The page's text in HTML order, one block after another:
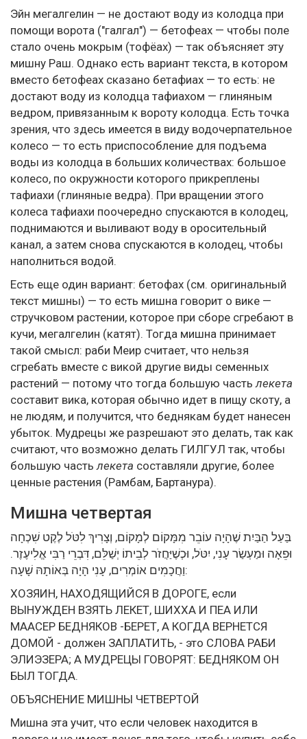
Эйн мегалгелин — не достают воду из колодца при
помощи ворота ("галгал") — бетофеах — чтобы поле
стало очень мокрым (тофёах) — так объясняет эту
мишну Раш. Однако есть вариант текста, в котором
вместо бетофеах сказано бетафиах — то есть: не
достают воду из колодца тафиахом — глиняным
ведром, привязанным к вороту колодца. Есть точка
зрения, что здесь имеется в виду водочерпательное
колесо — то есть приспособление для подъема
воды из колодца в больших количествах: большое
колесо, по окружности которого прикреплены
тафиахи (глиняные ведра). При вращении этого
колеса тафиахи поочередно спускаются в колодец,
поднимаются и выливают воду в оросительный
канал, а затем снова спускаются в колодец, чтобы
наполниться водой.
Есть еще один вариант: бетофах (см. оригинальный
текст мишны) — то есть мишна говорит о вике —
стручковом растении, которое при сборе сгребают в
кучи, мегалгелин (катят). Тогда мишна принимает
такой смысл: раби Меир считает, что нельзя
сгребать вместе с викой другие виды семенных
растений — потому что тогда большую частьлекета
составит вика, которая обычно идет в пищу скоту, а
не людям, и получится, что беднякам будет нанесен
убыток. Мудрецы же разрешают это делать, так как
считают, что возможно делать ГИЛГУЛ так, чтобы
большую частьлекета составляли другие, более
ценные растения (Рамбам, Бартанура).
Мишна четвертая
בַּעַל הַבַּיִת שֶׁהָיָה עוֹבֵר מִמָּקוֹם לְמָקוֹם, וְצָרִיךְ לִטֹּל לֶקֶט שִׁכְחָה
וּפֵאָה וּמַעְשַׂר עָנִי, יִטֹּל, וּכְשֶׁיַּחֲזֹר לְבֵיתוֹ יְשַׁלֵּם, דִּבְרֵי רַבִּי אֱלִיעֶזֶר.
וַחֲכָמִים אוֹמְרִים, עָנִי הָיָה בְּאוֹתָהּ שָׁעָה:
ХОЗЯИН, НАХОДЯЩИЙСЯ В ДОРОГЕ, если
ВЫНУЖДЕН ВЗЯТЬ ЛЕКЕТ, ШИХХА И ПЕА ИЛИ
МААСЕР БЕДНЯКОВ -БЕРЕТ, А КОГДА ВЕРНЕТСЯ
ДОМОЙ - должен ЗАПЛАТИТЬ, - это СЛОВА РАБИ
ЭЛИЭЗЕРА; А МУДРЕЦЫ ГОВОРЯТ: БЕДНЯКОМ ОН
БЫЛ ТОГДА.
ОБЪЯСНЕНИЕ МИШНЫ ЧЕТВЕРТОЙ
Мишна эта учит, что если человек находится в